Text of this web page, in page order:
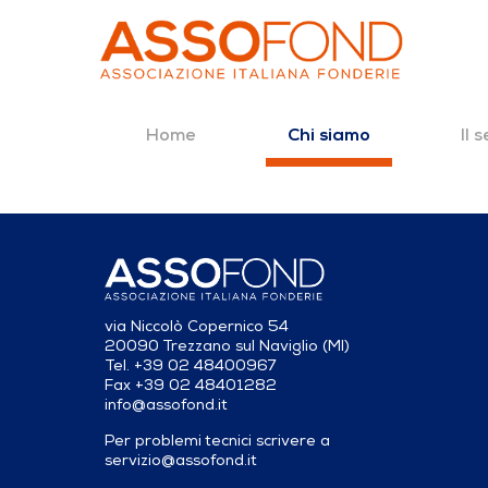
Home Chi siamo Il
via Niccolò Copernico 54
20090 Trezzano sul Naviglio (MI)
Tel. +39 02 48400967
Fax +39 02 48401282
info@assofond.it
Per problemi tecnici scrivere a
servizio@assofond.it